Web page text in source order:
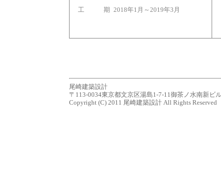
工 期 2018年1月～2019年3月
尾崎建築設計
〒113-0034東京都文京区湯島1-7-11御茶ノ水南新ビ
Copyright (C) 2011 尾崎建築設計 All Rights Reserved